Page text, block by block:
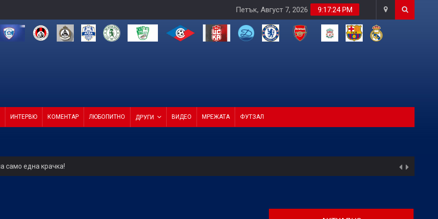
9:17:25 PM
Петък, Август 7, 2026
ИНТЕРВЮ КОМЕНТАР ЛЮБОПИТНО ДРУГИ ВИДЕО МРЕЖАТА ФУТЗАЛ
само една крачка!
от 4 в efbet Лига (ВИДЕО)